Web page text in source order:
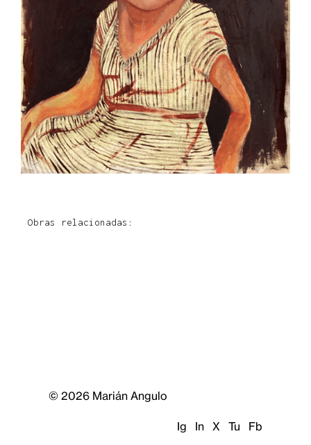
Obras relacionadas:
© 2026 Marián Angulo
Ig In X Tu Fb